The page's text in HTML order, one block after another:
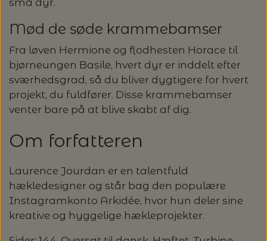
PASCULI: SUAVE - SPAR 20%
POMP STITCH - BRODERI - SPAR 30-35%
PÅ ALLE KITS
SPAR 40% - GLERUPS STØVLER BØRN (STR.
PERMIN: SPAR 30% PÅ ALLE
JULEBRODERIER
BALDYRE: UDVALGTE BRODERIER - SPAR
MONDIAL
PASCUALI
RAUMA GARN
PERMIN
SOMMERGARN
MY FAVOURITE THINGS KNITWEAR
ODD ROW
OTHER LOOPS
SUSIE HAUMANN
MASKEWIRES
MÅLEBÅND / PINDEMÅLERE
OPSKRIFTHOLDER FRA KNITPRO -
MAGMA
SAKSE
STRIKKE- OG SYNÅLE
SYTRÅD
små dyr.
Mød de søde krammebamser
Fra løven Hermione og flodhesten Horace til
bjørneungen Basile, hvert dyr er inddelt efter
sværhedsgrad, så du bliver dygtigere for hvert
projekt, du fuldfører. Disse krammebamser
venter bare på at blive skabt af dig.
Om forfatteren
Laurence Jourdan er en talentfuld
hækledesigner og står bag den populære
Instagramkonto Arkidée, hvor hun deler sine
kreative og hyggelige hækleprojekter.